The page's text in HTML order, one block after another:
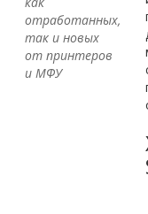
отработанных,
так и новых
от принтеров
и МФУ